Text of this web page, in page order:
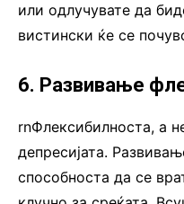
или одлучувате да
вистински ќе се
6. Развивање
rnФлексибилноста, а
депресијата.
способноста да се